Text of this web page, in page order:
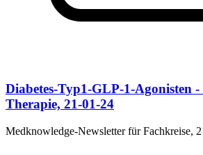
Diabetes-Typ1-GLP-1-Agonisten -
Therapie, 21-01-24
Medknowledge-Newsletter für Fachkreise,